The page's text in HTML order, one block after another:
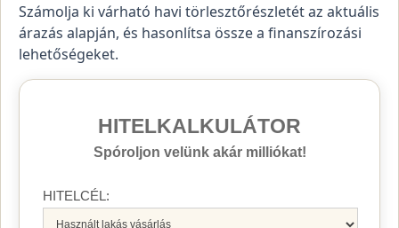
Számolja ki várható havi törlesztőrészletét az aktuális
árazás alapján, és hasonlítsa össze a finanszírozási
lehetőségeket.